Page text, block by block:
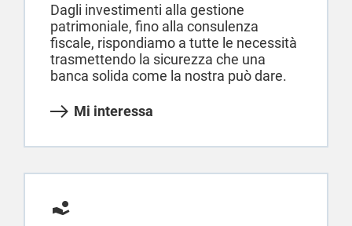
Dagli investimenti alla gestione
patrimoniale, fino alla consulenza
fiscale, rispondiamo a tutte le necessità
trasmettendo la sicurezza che una
banca solida come la nostra può dare.
Mi interessa